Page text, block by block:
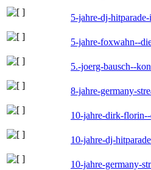
5-jahre-dj-
5-jahre-foxwahn--
5.-joerg-bausch--
8-jahre-germany-
10-jahre-dirk-
10-jahre-dj-
10-jahre-germany-